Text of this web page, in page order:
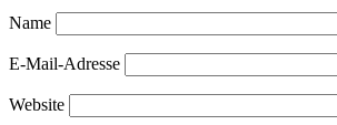
Name
E-Mail-Adresse
Website